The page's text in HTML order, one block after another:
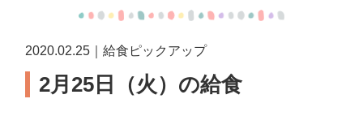
2020.02.25｜給食ピックアップ
2月25日（火）の給食